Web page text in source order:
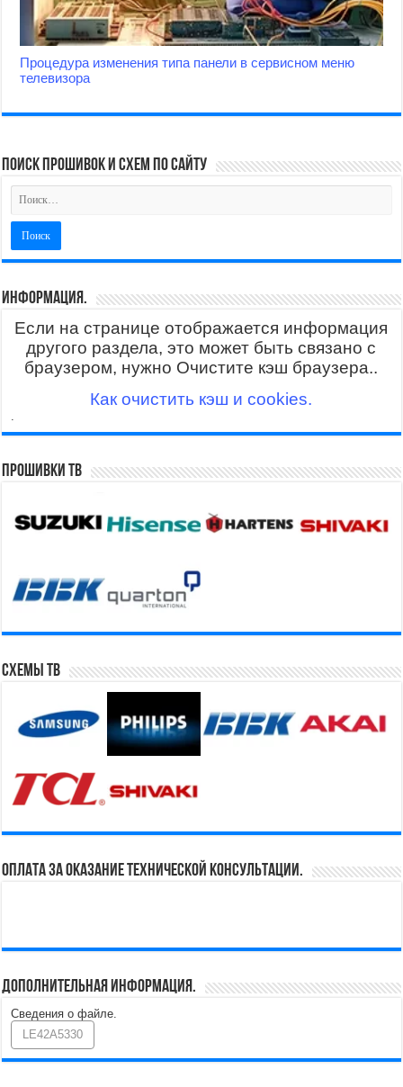
Процедура изменения типа панели в сервисном меню
телевизора
поиск прошивок и схем по сайту
Информация.
Если на странице отображается информация
другого раздела, это может быть связано с
браузером, нужно Очистите кэш браузера..
Как очистить кэш и cookies.
.
Прошивки ТВ
Схемы ТВ
Оплата за оказание технической консультации.
Дополнительная информация.
Сведения о файле.
LE42A5330